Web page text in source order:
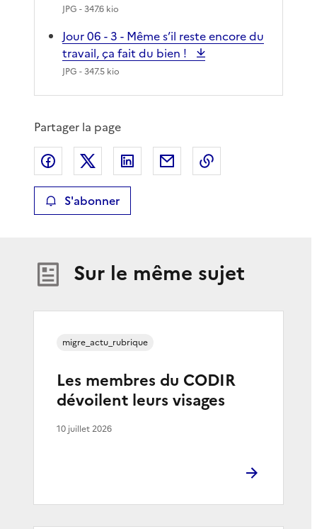
JPG - 347.6 kio
Jour 06 - 3 - Même s’il reste encore du
travail, ça fait du bien !
JPG - 347.5 kio
Partager la page
Partager sur Facebook
Partager sur XPartager sur LinkedIn
Partager par email
S'abonner
Sur le même sujet
Les membres du CODIR
dévoilent leurs visages
migre_actu_rubrique
10 juillet 2026